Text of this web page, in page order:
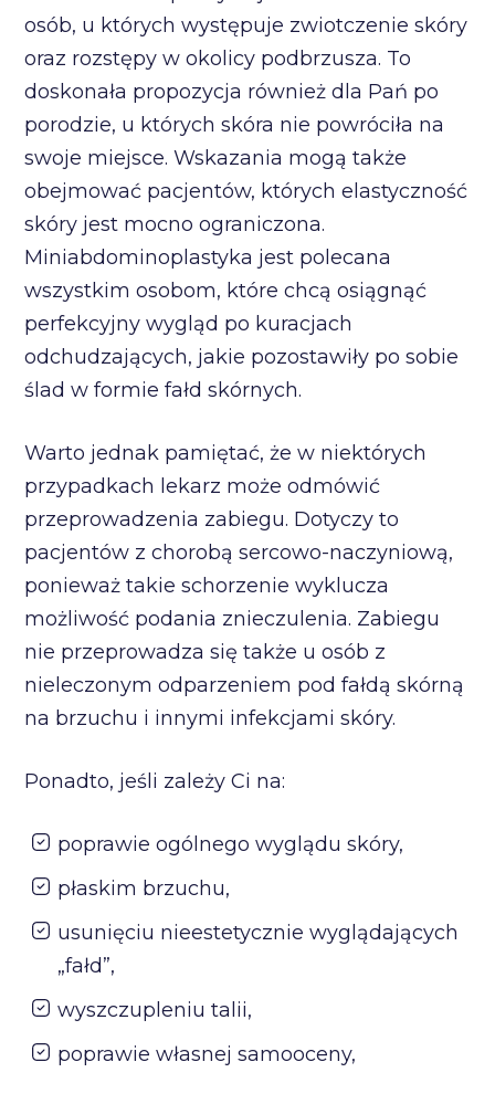
osób, u których występuje zwiotczenie skóry
oraz rozstępy w okolicy podbrzusza. To
doskonała propozycja również dla Pań po
porodzie, u których skóra nie powróciła na
swoje miejsce. Wskazania mogą także
obejmować pacjentów, których elastyczność
skóry jest mocno ograniczona.
Miniabdominoplastyka jest polecana
wszystkim osobom, które chcą osiągnąć
perfekcyjny wygląd po kuracjach
odchudzających, jakie pozostawiły po sobie
ślad w formie fałd skórnych.
Warto jednak pamiętać, że w niektórych
przypadkach lekarz może odmówić
przeprowadzenia zabiegu. Dotyczy to
pacjentów z chorobą sercowo-naczyniową,
ponieważ takie schorzenie wyklucza
możliwość podania znieczulenia. Zabiegu
nie przeprowadza się także u osób z
nieleczonym odparzeniem pod fałdą skórną
na brzuchu i innymi infekcjami skóry.
Ponadto, jeśli zależy Ci na:
poprawie ogólnego wyglądu skóry,
płaskim brzuchu,
usunięciu nieestetycznie wyglądających
„fałd”,
wyszczupleniu talii,
poprawie własnej samooceny,